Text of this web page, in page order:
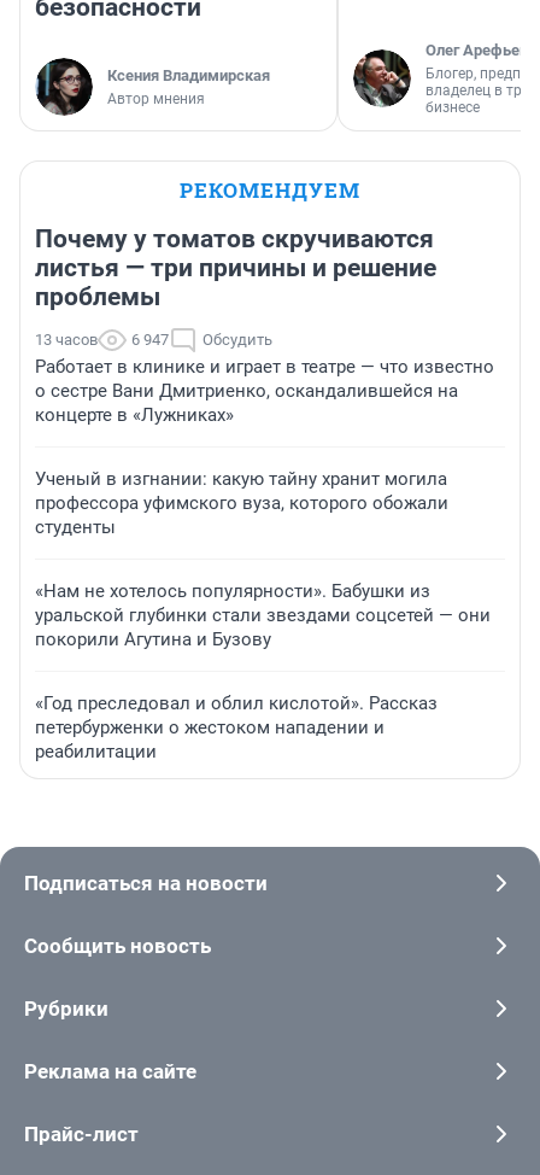
безопасности
Ксения Владимирская
Автор мнения
Олег Арефьев
Блогер,
владелец в
бизнесе
РЕКОМЕНДУЕМ
Почему у томатов скручиваются
листья — три причины и решение
проблемы
13 часов 6 947 Обсудить
Работает в клинике и играет в театре — что известно
о сестре Вани Дмитриенко, оскандалившейся на
концерте в «Лужниках»
Ученый в изгнании: какую тайну хранит могила
профессора уфимского вуза, которого обожали
студенты
«Нам не хотелось популярности». Бабушки из
уральской глубинки стали звездами соцсетей — они
покорили Агутина и Бузову
«Год преследовал и облил кислотой». Рассказ
петербурженки о жестоком нападении и
реабилитации
Подписаться на новости
Сообщить новость
Рубрики
Реклама на сайте
Прайс-лист